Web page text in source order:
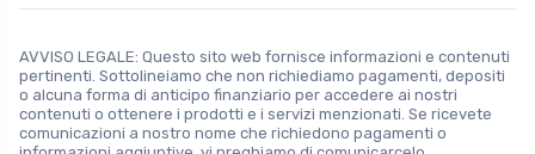
AVVISO LEGALE: Questo sito web fornisce informazioni e contenuti
pertinenti. Sottolineiamo che non richiediamo pagamenti, depositi
o alcuna forma di anticipo finanziario per accedere ai nostri
contenuti o ottenere i prodotti e i servizi menzionati. Se ricevete
comunicazioni a nostro nome che richiedono pagamenti o